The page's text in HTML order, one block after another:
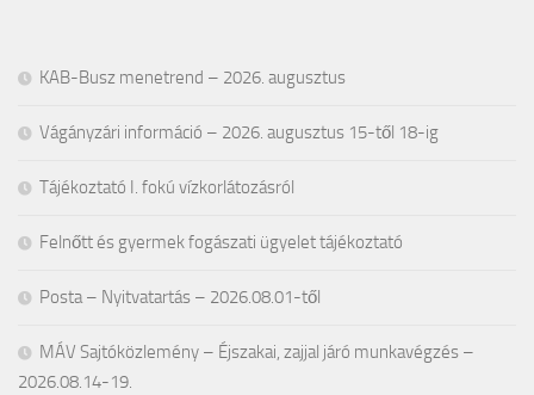
KAB-Busz menetrend – 2026. augusztus
Vágányzári információ – 2026. augusztus 15-től 18-ig
Tájékoztató I. fokú vízkorlátozásról
Felnőtt és gyermek fogászati ügyelet tájékoztató
Posta – Nyitvatartás – 2026.08.01-től
MÁV Sajtóközlemény – Éjszakai, zajjal járó munkavégzés –
2026.08.14-19.